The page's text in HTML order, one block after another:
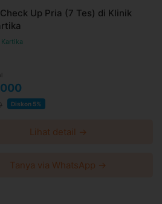
Up Pria (7 Tes) di Klinik
Diskon 5%
Lihat detail →
Tanya via WhatsApp →